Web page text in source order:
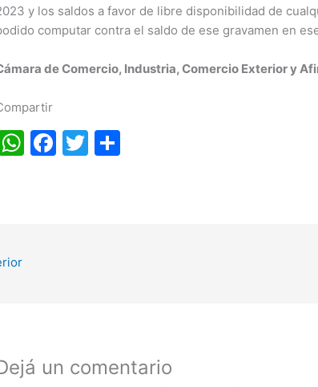
y los saldos a favor de libre disponibilidad de
computar contra el saldo de ese gravamen en
de Comercio, Industria, Comercio Exterior y
W F
T
un comentario